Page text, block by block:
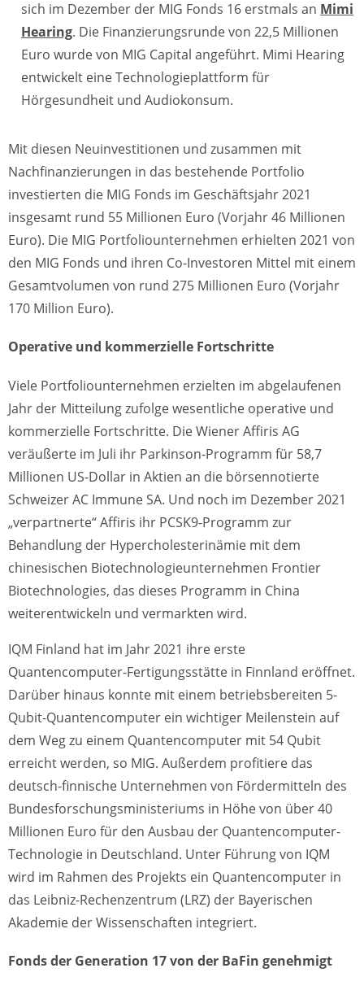
sich im Dezember der MIG Fonds 16 erstmals an Mimi
Hearing. Die Finanzierungsrunde von 22,5 Millionen
Euro wurde von MIG Capital angeführt. Mimi Hearing
entwickelt eine Technologieplattform für
Hörgesundheit und Audiokonsum.
Mit diesen Neuinvestitionen und zusammen mit
Nachfinanzierungen in das bestehende Portfolio
investierten die MIG Fonds im Geschäftsjahr 2021
insgesamt rund 55 Millionen Euro (Vorjahr 46 Millionen
Euro). Die MIG Portfoliounternehmen erhielten 2021 von
den MIG Fonds und ihren Co-Investoren Mittel mit einem
Gesamtvolumen von rund 275 Millionen Euro (Vorjahr
170 Million Euro).
Operative und kommerzielle Fortschritte
Viele Portfoliounternehmen erzielten im abgelaufenen
Jahr der Mitteilung zufolge wesentliche operative und
kommerzielle Fortschritte. Die Wiener Affiris AG
veräußerte im Juli ihr Parkinson-Programm für 58,7
Millionen US-Dollar in Aktien an die börsennotierte
Schweizer AC Immune SA. Und noch im Dezember 2021
„verpartnerte“ Affiris ihr PCSK9-Programm zur
Behandlung der Hypercholesterinämie mit dem
chinesischen Biotechnologieunternehmen Frontier
Biotechnologies, das dieses Programm in China
weiterentwickeln und vermarkten wird.
IQM Finland hat im Jahr 2021 ihre erste
Quantencomputer-Fertigungsstätte in Finnland eröffnet.
Darüber hinaus konnte mit einem betriebsbereiten 5-
Qubit-Quantencomputer ein wichtiger Meilenstein auf
dem Weg zu einem Quantencomputer mit 54 Qubit
erreicht werden, so MIG. Außerdem profitiere das
deutsch-finnische Unternehmen von Fördermitteln des
Bundesforschungsministeriums in Höhe von über 40
Millionen Euro für den Ausbau der Quantencomputer-
Technologie in Deutschland. Unter Führung von IQM
wird im Rahmen des Projekts ein Quantencomputer in
das Leibniz-Rechenzentrum (LRZ) der Bayerischen
Akademie der Wissenschaften integriert.
Fonds der Generation 17 von der BaFin genehmigt